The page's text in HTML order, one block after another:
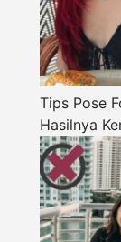
Tips Pose
Hasilnya